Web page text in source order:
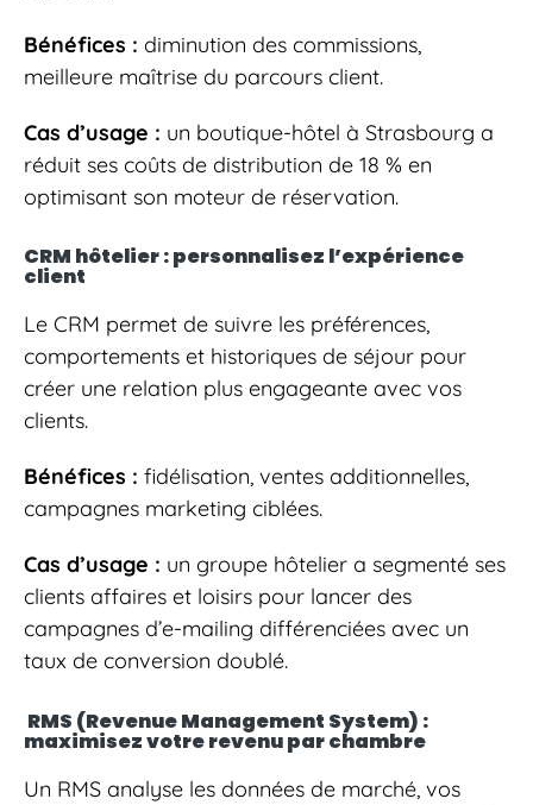
Bénéfices : diminution des commissions,
meilleure maîtrise du parcours client.
Cas d’usage : un boutique-hôtel à Strasbourg a
réduit ses coûts de distribution de 18 % en
optimisant son moteur de réservation.
CRM hôtelier : personnalisez l’expérience
client
Le CRM permet de suivre les préférences,
comportements et historiques de séjour pour
créer une relation plus engageante avec vos
clients.
Bénéfices : fidélisation, ventes additionnelles,
campagnes marketing ciblées.
Cas d’usage : un groupe hôtelier a segmenté ses
clients affaires et loisirs pour lancer des
campagnes d’e-mailing différenciées avec un
taux de conversion doublé.
RMS (Revenue Management System) :
maximisez votre revenu par chambre
Un RMS analyse les données de marché, vos